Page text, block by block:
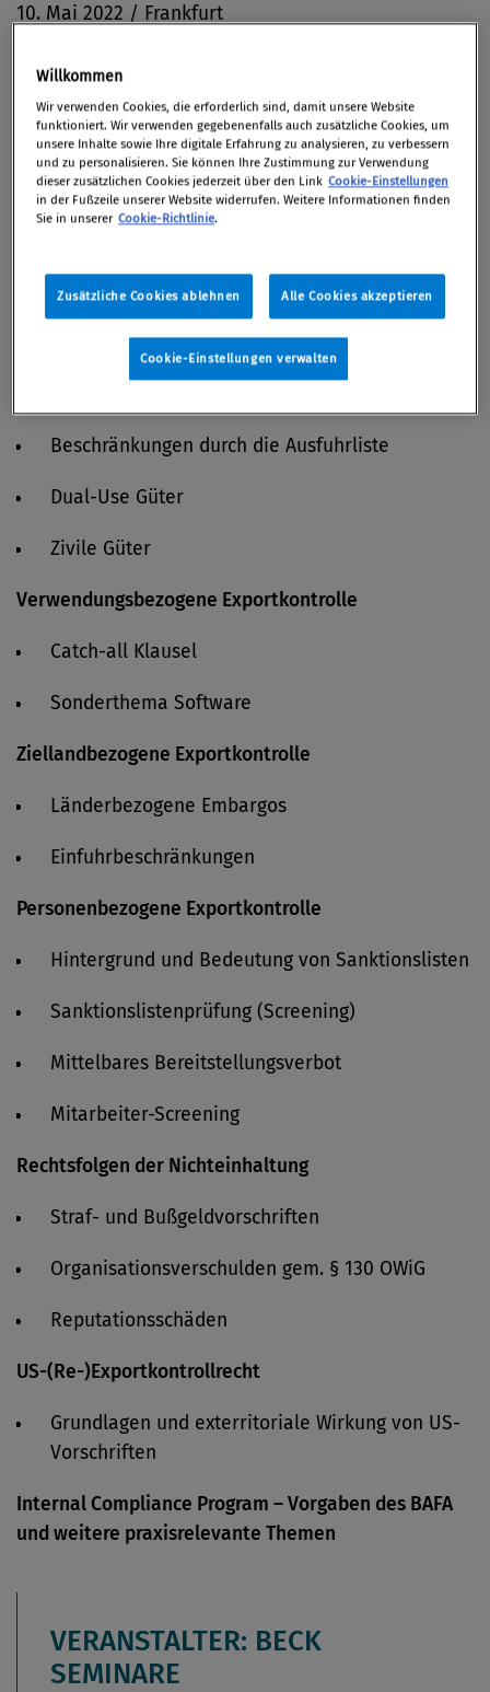
10. Mai 2022 / Frankfurt
Themen
Grundlagen des Außenwirtschaftsrechts
Genehmigungspflichten
Zuständigkeiten
Beschränkungen durch die Ausfuhrliste
Dual-Use Güter
Zivile Güter
Verwendungsbezogene Exportkontrolle
Catch-all Klausel
Sonderthema Software
Ziellandbezogene Exportkontrolle
Länderbezogene Embargos
Einfuhrbeschränkungen
Personenbezogene Exportkontrolle
Hintergrund und Bedeutung von Sanktionslisten
Sanktionslistenprüfung (Screening)
Mittelbares Bereitstellungsverbot
Mitarbeiter-Screening
Rechtsfolgen der Nichteinhaltung
Straf- und Bußgeldvorschriften
Organisationsverschulden gem. § 130 OWiG
Reputationsschäden
US-(Re-)Exportkontrollrecht
Grundlagen und exterritoriale Wirkung von US-
Vorschriften
Internal Compliance Program – Vorgaben des BAFA
und weitere praxisrelevante Themen
VERANSTALTER: BECK
SEMINARE
Willkommen
Wir verwenden Cookies, die erforderlich sind, damit unsere Website
funktioniert. Wir verwenden gegebenenfalls auch zusätzliche Cookies, um
unsere Inhalte sowie Ihre digitale Erfahrung zu analysieren, zu verbessern
und zu personalisieren. Sie können Ihre Zustimmung zur Verwendung
dieser zusätzlichen Cookies jederzeit über den Link Cookie-Einstellungen
in der Fußzeile unserer Website widerrufen. Weitere Informationen finden
Sie in unserer Cookie-Richtlinie.
Zusätzliche Cookies ablehnen Alle Cookies akzeptieren
Cookie-Einstellungen verwalten